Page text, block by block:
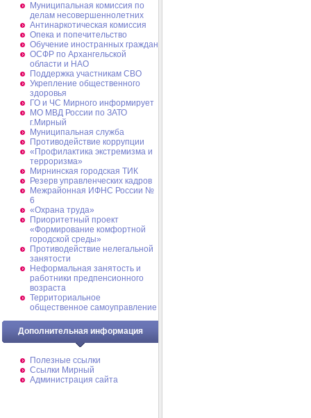
Муниципальная комиссия по
делам несовершеннолетних
Антинаркотическая комиссия
Опека и попечительство
Обучение иностранных граждан
ОСФР по Архангельской
области и НАО
Поддержка участникам СВО
Укрепление общественного
здоровья
ГО и ЧС Мирного информирует
МО МВД России по ЗАТО
г.Мирный
Муниципальная cлужба
Противодействие коррупции
«Профилактика экстремизма и
терроризма»
Мирнинская городская ТИК
Резерв управленческих кадров
Межрайонная ИФНС России №
6
«Охрана труда»
Приоритетный проект
«Формирование комфортной
городской среды»
Противодействие нелегальной
занятости
Неформальная занятость и
работники предпенсионного
возраста
Территориальное
общественное самоуправление
Дополнительная информация
Полезные ссылки
Ссылки Мирный
Администрация сайта